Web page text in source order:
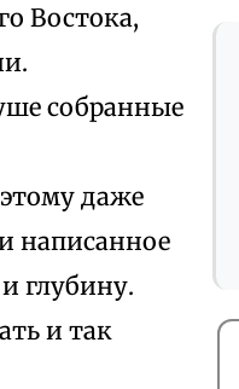
Востока,
собранные
даже
написанное
глубину.
и так